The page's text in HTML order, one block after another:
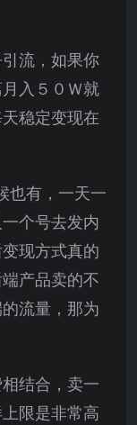
流，如果你
入５０Ｗ就
稳定变现在
也有，一天一
个号去发内
现方式真的
产品卖的不
流量，那为
结合，卖一
限是非常高